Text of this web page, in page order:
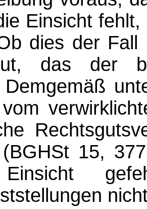
Einsicht
dies der
das der
15,